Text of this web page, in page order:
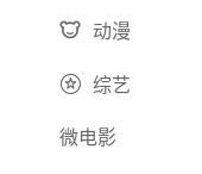
动漫
综艺
微电影